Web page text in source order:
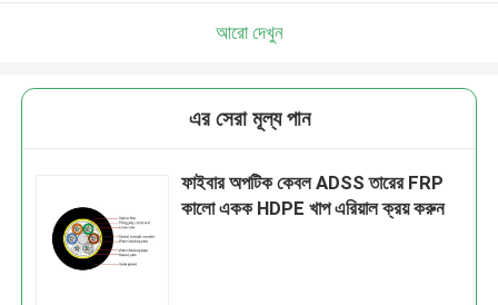
আরো দেখুন
এর সেরা মূল্য পান
ফাইবার অপটিক কেবল ADSS তারের FRP
কালো একক HDPE খাপ এরিয়াল ক্রয় করুন